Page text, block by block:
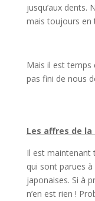
jusqu’aux dents.
mais toujours en
Mais il est temps
pas fini de nous
Les affres de la
Il est maintenant
qui sont parues
japonaises. Si à
n’en est rien !